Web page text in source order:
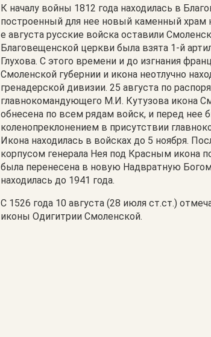
К началу войны 1812 года находилась в
построенный для нее новый каменный храм
е августа русские войска оставили
Благовещенской церкви была взята 1-й
Глухова. С этого времени и до изгнания
Смоленской губернии и икона неотлучно
гренадерской дивизии. 25 августа по
главнокомандующего М.И. Кутузова икона
обнесена по всем рядам войск, и перед нее
коленопреклонением в присутствии
Икона находилась в войсках до 5 ноября.
корпусом генерала Нея под Красным икона
была перенесена в новую Надвратную
находилась до 1941 года.
С 1526 года 10 августа (28 июля ст.ст.)
иконы Одигитрии Смоленской.